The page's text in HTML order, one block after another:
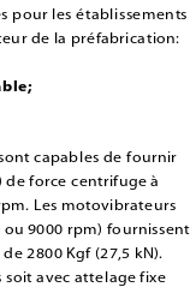
pour les établissements
de la préfabrication:
capables de fournir
de force centrifuge à
Les motovibrateurs
ou 9000 rpm) fournissent
2800 Kgf (27,5 kN).
soit avec attelage fixe